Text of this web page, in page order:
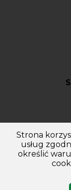
Strona
usług
określić